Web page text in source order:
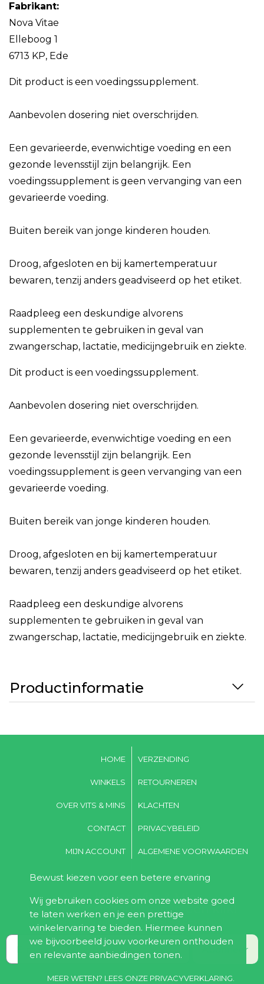
Bewust kiezen voor een betere ervaring
Wij gebruiken cookies om onze website goed
te laten werken en je een prettige
winkelervaring te bieden. Hiermee kunnen
we bijvoorbeeld jouw voorkeuren onthouden
en relevante aanbiedingen tonen.
MEER WETEN? LEES ONZE PRIVACYVERKLARING.
Fabrikant:
Nova Vitae
Elleboog 1
6713 KP, Ede
Dit product is een voedingssupplement.
Aanbevolen dosering niet overschrijden.
Een gevarieerde, evenwichtige voeding en een
gezonde levensstijl zijn belangrijk. Een
voedingssupplement is geen vervanging van een
gevarieerde voeding.
Buiten bereik van jonge kinderen houden.
Droog, afgesloten en bij kamertemperatuur
bewaren, tenzij anders geadviseerd op het etiket.
Raadpleeg een deskundige alvorens
supplementen te gebruiken in geval van
zwangerschap, lactatie, medicijngebruik en ziekte.
Dit product is een voedingssupplement.
Aanbevolen dosering niet overschrijden.
Een gevarieerde, evenwichtige voeding en een
gezonde levensstijl zijn belangrijk. Een
voedingssupplement is geen vervanging van een
gevarieerde voeding.
Buiten bereik van jonge kinderen houden.
Droog, afgesloten en bij kamertemperatuur
bewaren, tenzij anders geadviseerd op het etiket.
Raadpleeg een deskundige alvorens
supplementen te gebruiken in geval van
zwangerschap, lactatie, medicijngebruik en ziekte.
Productinformatie
HOME
WINKELS
OVER VITS & MINS
CONTACT
MIJN ACCOUNT
VERZENDING
RETOURNEREN
KLACHTEN
PRIVACYBELEID
ALGEMENE VOORWAARDEN
Word lid van Vits & Mins,
voordeel & gezondheid in één klik!
Ontvang 10% korting bij de eerste bestelling!
Abonneer